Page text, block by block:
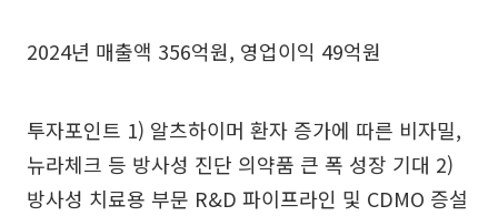
2024년 매출액 356억원, 영업이익 49억원
투자포인트 1) 알츠하이머 환자 증가에 따른 비자밀,
뉴라체크 등 방사성 진단 의약품 큰 폭 성장 기대 2)
방사성 치료용 부문 R&D 파이프라인 및 CDMO 증설